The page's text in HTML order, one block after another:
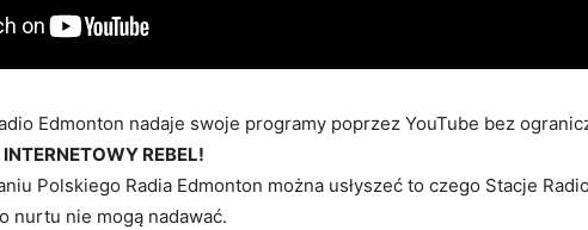
Edmonton nadaje swoje programy poprzez YouTube bez
INTERNETOWY REBEL!
Polskiego Radia Edmonton można usłyszeć to czego Stacje
nurtu nie mogą nadawać.